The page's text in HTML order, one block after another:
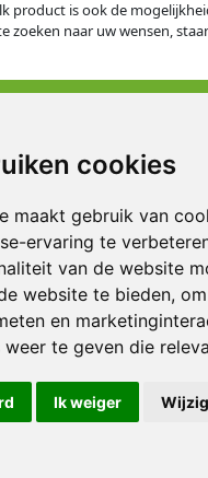
cookies
maakt gebruik van
ervaring te
van de website
website te bieden,
en
te geven die
Ik weiger
product is ook de
naar uw wensen,
t/m donderdag:
Vrijdag: 09.00 -
Weekend:
© BAFA